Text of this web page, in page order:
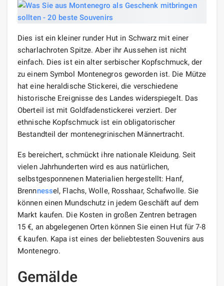
Dies ist ein kleiner runder Hut in Schwarz mit einer
scharlachroten Spitze. Aber ihr Aussehen ist nicht
einfach. Dies ist ein alter serbischer Kopfschmuck, der
zu einem Symbol Montenegros geworden ist. Die Mütze
hat eine heraldische Stickerei, die verschiedene
historische Ereignisse des Landes widerspiegelt. Das
Oberteil ist mit Goldfadenstickerei verziert. Der
ethnische Kopfschmuck ist ein obligatorischer
Bestandteil der montenegrinischen Männertracht.
Es bereichert, schmückt ihre nationale Kleidung. Seit
vielen Jahrhunderten wird es aus natürlichen,
selbstgesponnenen Materialien hergestellt: Hanf,
Brennnessel, Flachs, Wolle, Rosshaar, Schafwolle. Sie
können einen Mundschutz in jedem Geschäft auf dem
Markt kaufen. Die Kosten in großen Zentren betragen
15 €, an abgelegenen Orten können Sie einen Hut für 7-8
€ kaufen. Kapa ist eines der beliebtesten Souvenirs aus
Montenegro.
Gemälde